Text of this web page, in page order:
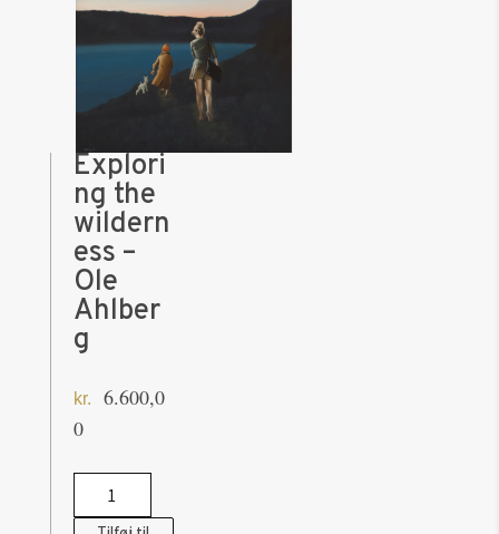
Explori
ng the
wildern
ess –
Ole
Ahlber
g
kr.
6.600,0
0
Exploring
the